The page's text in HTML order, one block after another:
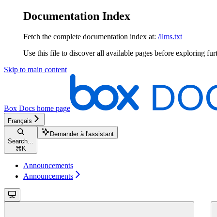
Documentation Index
Fetch the complete documentation index at: /llms.txt
Use this file to discover all available pages before exploring
Skip to main content
Box Docs home page
Français
Search...
⌘ K
Demander à l'assistant
Announcements
Announcements